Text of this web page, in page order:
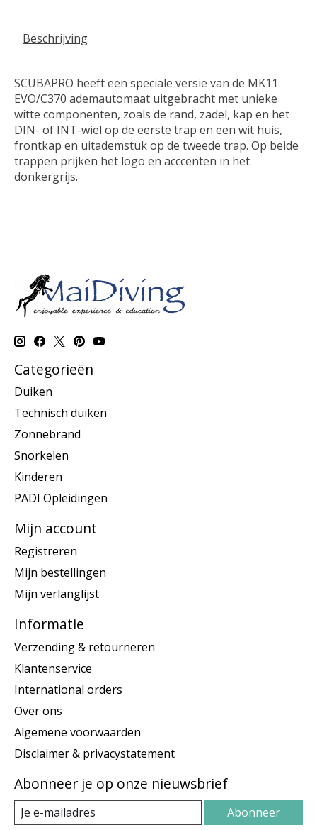
Beschrijving
SCUBAPRO heeft een speciale versie van de MK11
EVO/C370 ademautomaat uitgebracht met unieke
witte componenten, zoals de rand, zadel, kap en het
DIN- of INT-wiel op de eerste trap en een wit huis,
frontkap en uitademstuk op de tweede trap. Op beide
trappen prijken het logo en acccenten in het
donkergrijs.
Categorieën
Duiken
Technisch duiken
Zonnebrand
Snorkelen
Kinderen
PADI Opleidingen
Mijn account
Registreren
Mijn bestellingen
Mijn verlanglijst
Informatie
Verzending & retourneren
Klantenservice
International orders
Over ons
Algemene voorwaarden
Disclaimer & privacystatement
Abonneer je op onze nieuwsbrief
Abonneer